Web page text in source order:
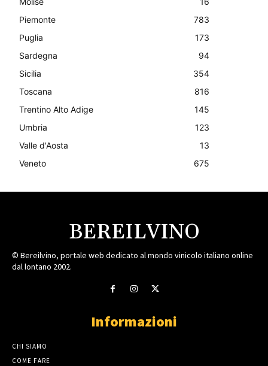
Piemonte
783
Puglia
173
Sardegna
94
Sicilia
354
Toscana
816
Trentino Alto Adige
145
Umbria
123
Valle d'Aosta
13
Veneto
675
BEREILVINO
© Bereilvino, portale web dedicato al mondo vinicolo italiano online
dal lontano 2002.
Informazioni
CHI SIAMO
COME FARE